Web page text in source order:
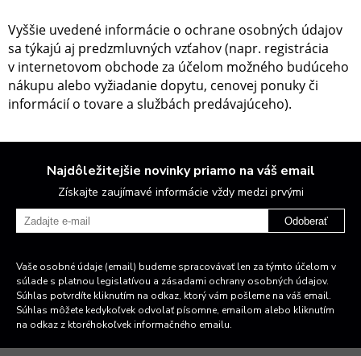
Vyššie uvedené informácie o ochrane osobných údajov
sa týkajú aj predzmluvných vzťahov (napr. registrácia
v internetovom obchode za účelom možného budúceho
nákupu alebo vyžiadanie dopytu, cenovej ponuky či
informácií o tovare a službách predávajúceho).
Najdôležitejšie novinky priamo na váš email
Získajte zaujímavé informácie vždy medzi prvými
Odoberať
Vaše osobné údaje (email) budeme spracovávať len za týmto účelom v
súlade s platnou legislatívou a zásadami ochrany osobných údajov.
Súhlas potvrdíte kliknutím na odkaz, ktorý vám pošleme na váš email.
Súhlas môžete kedykoľvek odvolať písomne, emailom alebo kliknutím
na odkaz z ktoréhokoľvek informačného emailu.